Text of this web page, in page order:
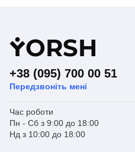
будь-якого будинку. Ваша
функціональною і
Настав час зробити вашу
ефективнішою!
Купіть маленький бойлер для
насолоджуйтеся постійним
Замовте його просто зараз і
YORSH
+38 (095) 700 00 51
Передзвоніть мені
Час роботи
Пн - Сб з 9:00 до 18:00
Нд з 10:00 до 18:00